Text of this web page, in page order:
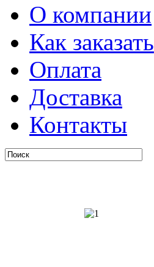
О компании
Как заказать
Оплата
Доставка
Контакты